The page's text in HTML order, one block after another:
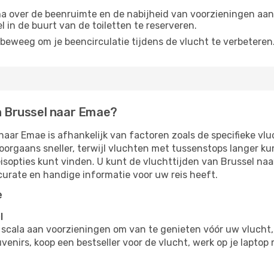
over de beenruimte en de nabijheid van voorzieningen
in de buurt van de toiletten te reserveren.
om je beencirculatie tijdens de vlucht te verbeteren.
naar Emae?
Emae is afhankelijk van factoren zoals de specifieke
sneller, terwijl vluchten met tussenstops langer
kunt vinden. U kunt de vluchttijden van Brussel
en handige informatie voor uw reis heeft.
aan voorzieningen om van te genieten vóór uw
koop een bestseller voor de vlucht, werk op je